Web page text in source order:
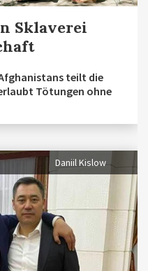
Sklaverei
teilt die
Tötungen ohne
Daniil Kislow